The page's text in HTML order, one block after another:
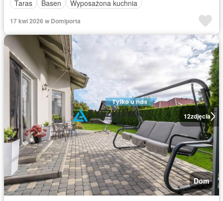
Taras Basen Wyposażona kuchnia
17 kwi 2026 w Domiporta
12zdjęcia
Dom